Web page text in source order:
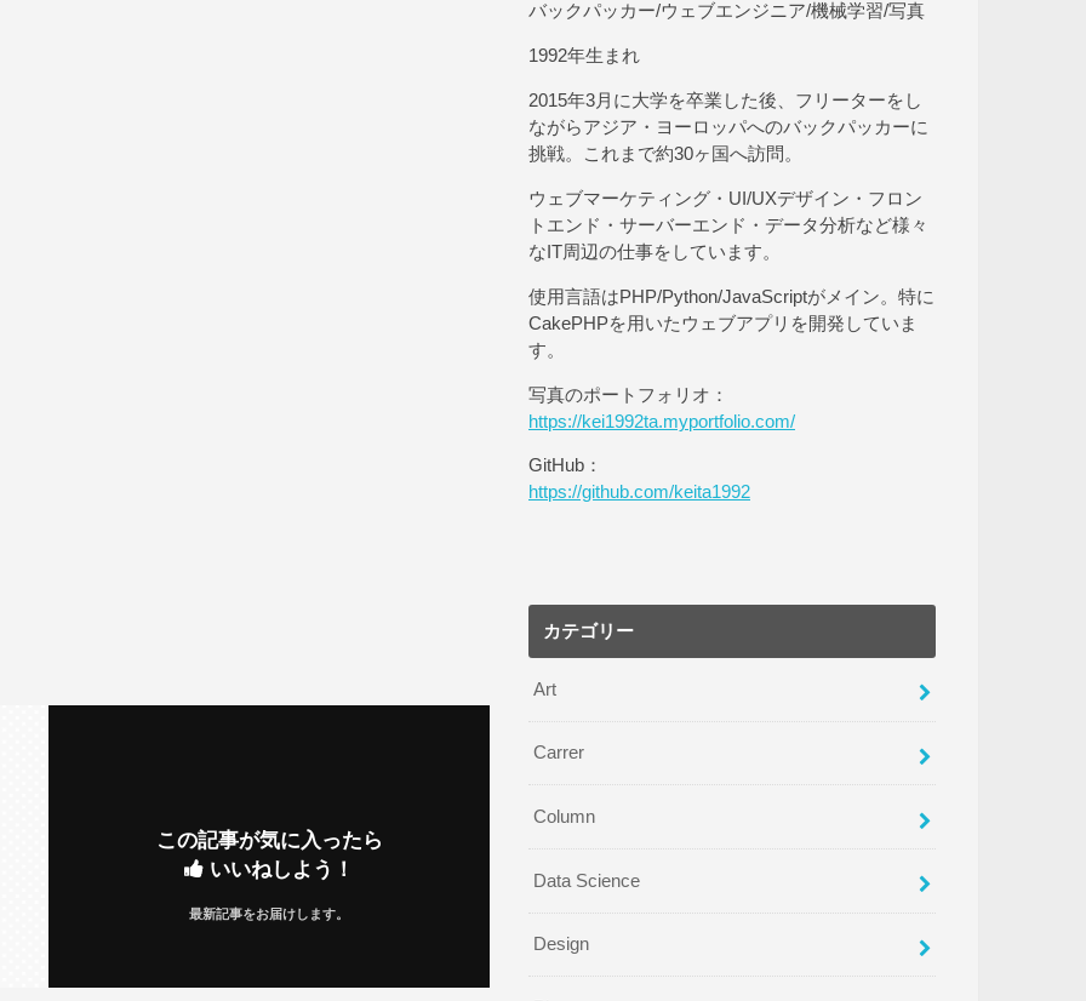
この記事が気に入ったら
いいねしよう！
最新記事をお届けします。
バックパッカー/ウェブエンジニア/機械学習/写真
1992年生まれ
2015年3月に大学を卒業した後、フリーターをし
ながらアジア・ヨーロッパへのバックパッカーに
挑戦。これまで約30ヶ国へ訪問。
ウェブマーケティング・UI/UXデザイン・フロン
トエンド・サーバーエンド・データ分析など様々
なIT周辺の仕事をしています。
使用言語はPHP/Python/JavaScriptがメイン。特に
CakePHPを用いたウェブアプリを開発していま
す。
写真のポートフォリオ：
https://kei1992ta.myportfolio.com/
GitHub：
https://github.com/keita1992
カテゴリー
Art
Carrer
Column
Data Science
Design